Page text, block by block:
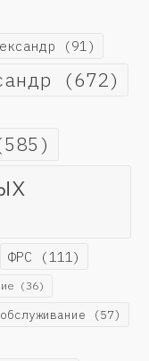
(91)
(672)
ФРС (111)
(36)
(57)